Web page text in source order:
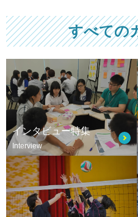
すべての
インタビュー特集
Interview